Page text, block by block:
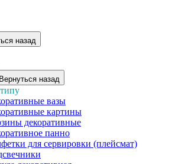
назад
Вернуться назад
вазы
картины
декоративные
панно
для сервировки (плейсмат)